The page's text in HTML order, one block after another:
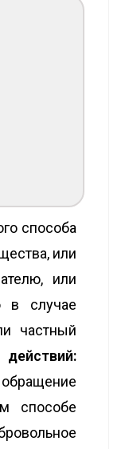
способа
или
или
в случае
частный
способе